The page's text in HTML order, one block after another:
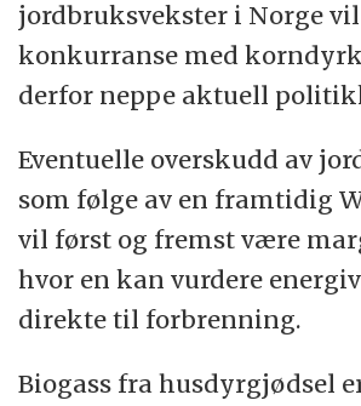
jordbruksvekster i Norge
konkurranse med
derfor neppe aktuell
Eventuelle overskudd av
som følge av en framtidig
vil først og fremst være
hvor en kan vurdere
direkte til forbrenning.
Biogass fra husdyrgjødsel